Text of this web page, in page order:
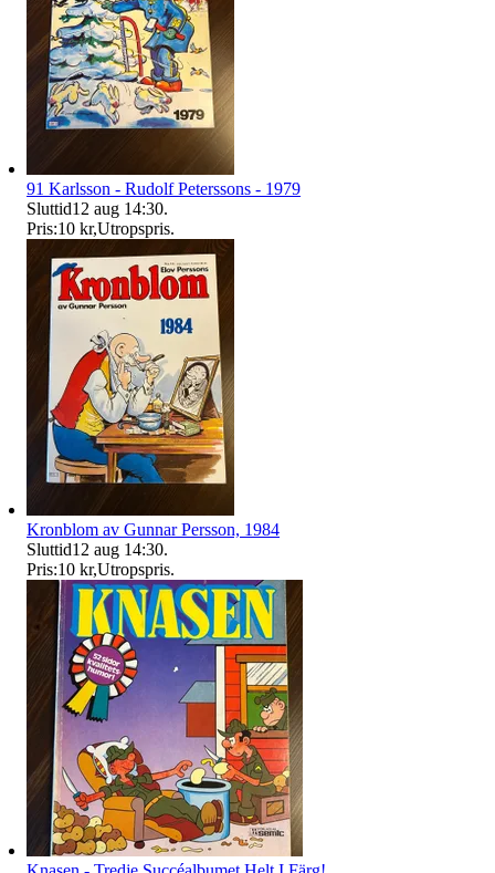
91 Karlsson - Rudolf Peterssons - 1979
Sluttid12 aug 14:30.
Pris:10 kr,Utropspris.
Kronblom av Gunnar Persson, 1984
Sluttid12 aug 14:30.
Pris:10 kr,Utropspris.